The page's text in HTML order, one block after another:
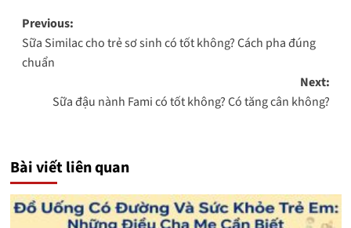
Post
navigation
Previous:
Sữa Similac cho trẻ sơ sinh có tốt không? Cách pha đúng
chuẩn
Next:
Sữa đậu nành Fami có tốt không? Có tăng cân không?
Bài viết liên quan